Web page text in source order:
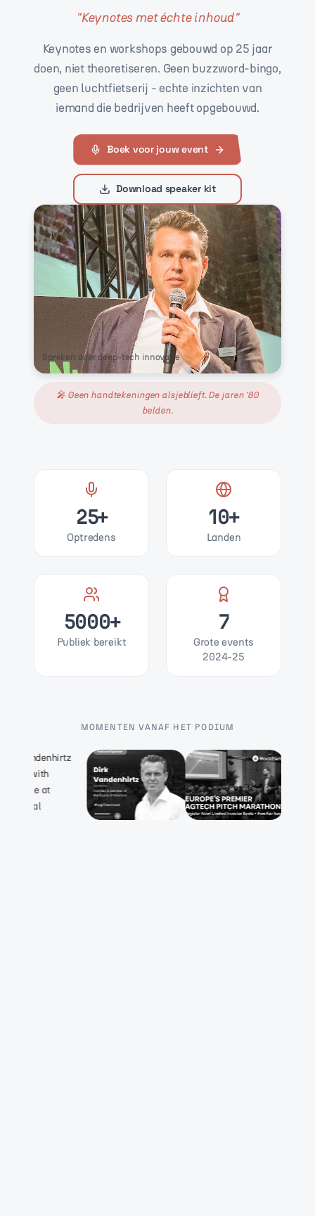
"Keynotes met échte inhoud"
Keynotes en workshops gebouwd op 25 jaar
doen, niet theoretiseren. Geen buzzword-bingo,
geen luchtfietserij - echte inzichten van
iemand die bedrijven heeft opgebouwd.
Boek voor jouw event
Download speaker kit
Spreken over deep-tech innovatie
🎤 Geen handtekeningen alsjeblieft. De jaren '80
belden.
25+
Optredens
10+
Landen
5000+
Publiek bereikt
7
Grote events
2024-25
MOMENTEN VANAF HET PODIUM